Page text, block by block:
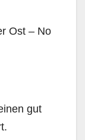
Ost – No
gut